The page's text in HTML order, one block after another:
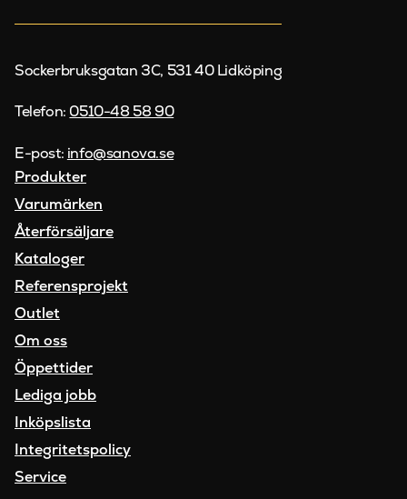
Sockerbruksgatan 3C, 531 40 Lidköping
Telefon: 0510-48 58 90
E-post: info@sanova.se
Produkter
Varumärken
Återförsäljare
Kataloger
Referensprojekt
Outlet
Om oss
Öppettider
Lediga jobb
Inköpslista
Integritetspolicy
Service